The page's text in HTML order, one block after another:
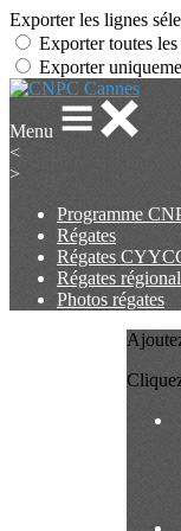
Exporter les lignes
Exporter toutes
Exporter
Menu
<
>
Programme
Régates
Régates
Régates
Photos régates